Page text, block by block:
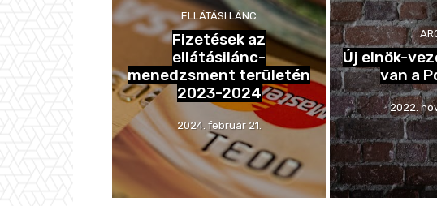
ELLÁTÁSI LÁNC
Fizetések az
ellátásilánc-
menedzsment területén
2023-2024
2024. február 21.
Új elnök-
van a
2022.